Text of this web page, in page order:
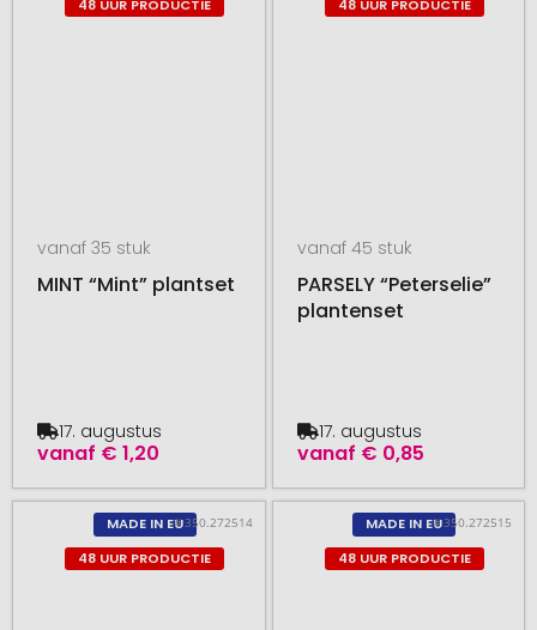
48 UUR PRODUCTIE
vanaf 35 stuk
MINT “Mint” plantset
vanaf € 1,20
17. augustus
48 UUR PRODUCTIE
vanaf 45 stuk
PARSELY “Peterselie”
plantenset
vanaf € 0,85
17. augustus
MADE IN EU
48 UUR PRODUCTIE
# 350.272514
MADE IN EU
48 UUR PRODUCTIE
# 350.272515